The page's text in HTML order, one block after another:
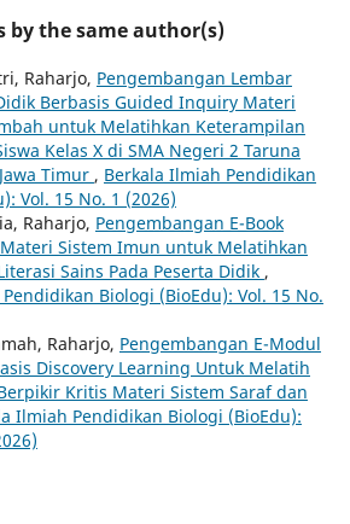
by the same author(s)
Raharjo, Pengembangan Lembar
Berbasis Guided Inquiry Materi
untuk Melatihkan Keterampilan
Kelas X di SMA Negeri 2 Taruna
Timur , Berkala Ilmiah Pendidikan
Vol. 15 No. 1 (2026)
Raharjo, Pengembangan E-Book
Materi Sistem Imun untuk Melatihkan
Sains Pada Peserta Didik ,
Biologi (BioEdu): Vol. 15 No.
Raharjo, Pengembangan E-Modul
Discovery Learning Untuk Melatih
Kritis Materi Sistem Saraf dan
Ilmiah Pendidikan Biologi (BioEdu):